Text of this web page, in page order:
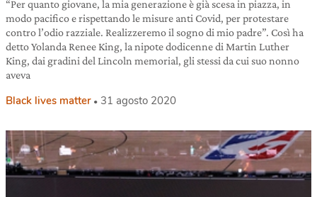
“Per quanto giovane, la mia generazione è già scesa in piazza, in
modo pacifico e rispettando le misure anti Covid, per protestare
contro l’odio razziale. Realizzeremo il sogno di mio padre”. Così ha
detto Yolanda Renee King, la nipote dodicenne di Martin Luther
King, dai gradini del Lincoln memorial, gli stessi da cui suo nonno
aveva
Black lives matter 31 agosto 2020